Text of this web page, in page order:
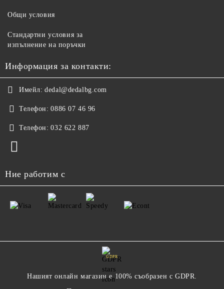
Общи условия
Стандартни условия за
изпълнение на поръчки
Информация за контакти:
Имейл: dedal@dedalbg.com
Телефон: 0886 07 46 96
Телефон: 032 622 887
Ние работим с
GDPR
Нашият онлайн магазин е 100% съобразен с GDPR.